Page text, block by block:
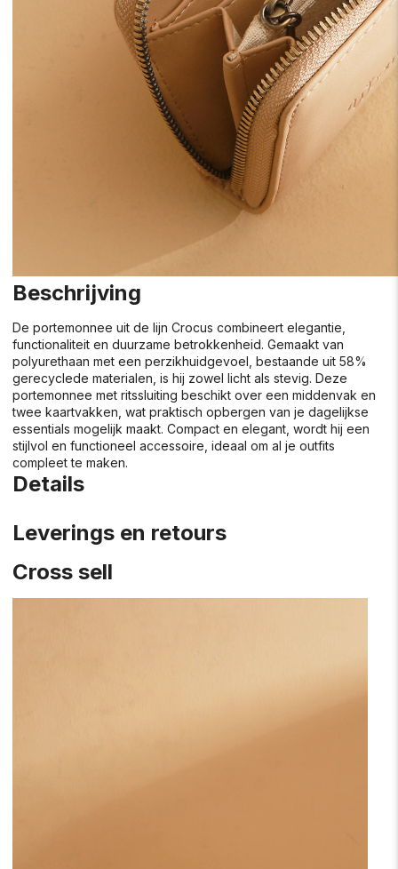
Beschrijving
De portemonnee uit de lijn Crocus combineert elegantie,
functionaliteit en duurzame betrokkenheid. Gemaakt van
polyurethaan met een perzikhuidgevoel, bestaande uit 58%
gerecyclede materialen, is hij zowel licht als stevig. Deze
portemonnee met ritssluiting beschikt over een middenvak en
twee kaartvakken, wat praktisch opbergen van je dagelijkse
essentials mogelijk maakt. Compact en elegant, wordt hij een
stijlvol en functioneel accessoire, ideaal om al je outfits
compleet te maken.
Details
Leverings en retours
Cross sell